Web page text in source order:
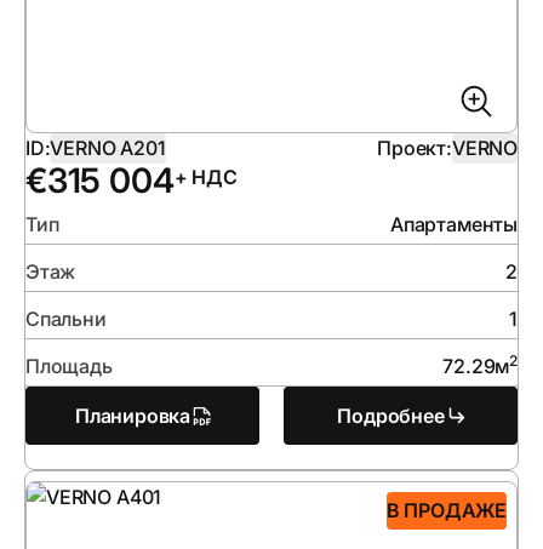
ID:VERNO A201 Проект:VERNO
€315 004+ НДС
Тип
Апартаменты
Этаж
2
Спальни
1
Площадь
72.29м2
Планировка Подробнее
В ПРОДАЖЕ